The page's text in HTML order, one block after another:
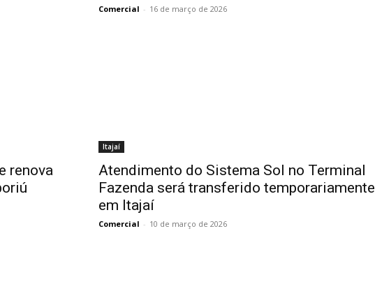
Comercial - 16 de março de 2026
renova
Itajaí
Atendimento do Sistema Sol no Terminal
Fazenda será transferido temporariamente
em Itajaí
Comercial - 10 de março de 2026